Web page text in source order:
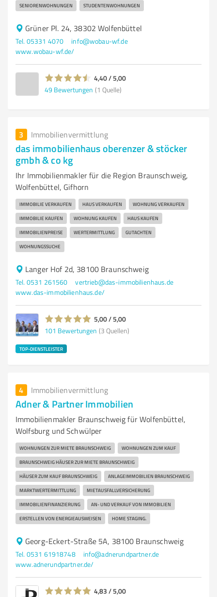
SENIORENWOHNUNGEN STUDENTENWOHNUNGEN
Grüner Pl. 24, 38302 Wolfenbüttel
Tel. 05331 4070
info@wobau-wf.de
www.wobau-wf.de/
4,40 / 5,00
49 Bewertungen (1 Quelle)
3 Immobilienvermittlung
das immobilienhaus oberenzer & stöcker
gmbh & co kg
Ihr Immobilienmakler für die Region Braunschweig,
Wolfenbüttel, Gifhorn
IMMOBILIE VERKAUFEN HAUS VERKAUFEN WOHNUNG VERKAUFEN
IMMOBILIE KAUFEN WOHNUNG KAUFEN HAUS KAUFEN
IMMOBILIENPREISE WERTERMITTLUNG GUTACHTEN
WOHNUNGSSUCHE
Langer Hof 2d, 38100 Braunschweig
Tel. 0531 261560
vertrieb@das-immobilienhaus.de
www.das-immobilienhaus.de/
5,00 / 5,00
101 Bewertungen (3 Quellen)
TOP-DIENSTLEISTER
4 Immobilienvermittlung
Adner & Partner Immobilien
Immobilienmakler Braunschweig für Wolfenbüttel,
Wolfsburg und Schwülper
WOHNUNGEN ZUR MIETE BRAUNSCHWEIG WOHNUNGEN ZUM KAUF
BRAUNSCHWEIG HÄUSER ZUR MIETE BRAUNSCHWEIG
HÄUSER ZUM KAUF BRAUNSCHWEIG ANLAGEIMMOBILIEN BRAUNSCHWEIG
MARKTWERTERMITTLUNG MIETAUSFALLVERSICHERUNG
IMMOBILIENFINANZIERUNG AN- UND VERKAUF VON IMMOBILIEN
ERSTELLEN VON ENERGIEAUSWEISEN HOME STAGING.
Georg-Eckert-Straße 5A, 38100 Braunschweig
Tel. 0531 61918748
info@adnerundpartner.de
www.adnerundpartner.de/
4,83 / 5,00